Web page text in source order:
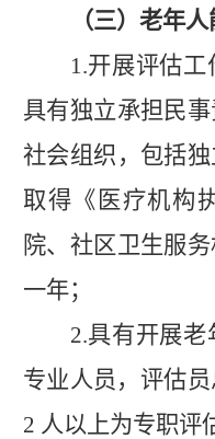
（三）老年
1.开展评估工
具有独立承担民
社会组织，包括
取得《医疗机构
院、社区卫生服
一年；
2.具有开展老
专业人员，评估
2 人以上为专职评